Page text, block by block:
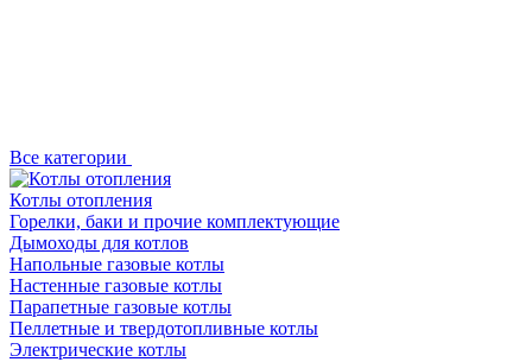
Все категории
Котлы отопления
Горелки, баки и прочие комплектующие
Дымоходы для котлов
Напольные газовые котлы
Настенные газовые котлы
Парапетные газовые котлы
Пеллетные и твердотопливные котлы
Электрические котлы